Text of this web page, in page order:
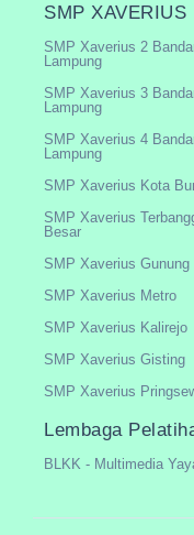
SMP XAVERIUS
SMP Xaverius 2
Lampung
SMP Xaverius 3
Lampung
SMP Xaverius 4
Lampung
SMP Xaverius Kota
SMP Xaverius
Besar
SMP Xaverius Gunung
SMP Xaverius Metro
SMP Xaverius Kalirejo
SMP Xaverius Gisting
SMP Xaverius
Lembaga
BLKK - Multimedia